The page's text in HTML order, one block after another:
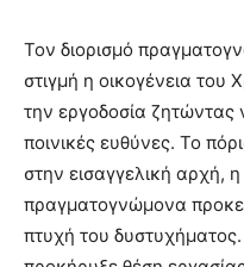
Τον διορισμό
στιγμή η οικογένεια του
την εργοδοσία
ποινικές ευθύνες. Το
στην εισαγγελική αρχή,
πραγματογνώμονα
πτυχή του